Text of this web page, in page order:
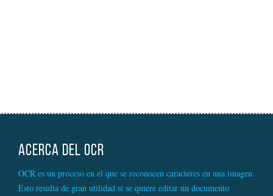
ACERCA DEL OCR
OCR es un proceso en el que se reconocen caracteres en una imagen.
Esto resulta de gran utilidad si se quiere editar un documento